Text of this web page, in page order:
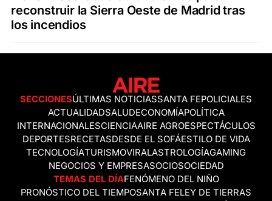
reconstruir la Sierra Oeste de Madrid tras
los incendios
SECCIONESÚLTIMAS NOTICIASSANTA FEPOLICIALES
ACTUALIDADSALUDECONOMÍAPOLÍTICA
INTERNACIONALESCIENCIAAIRE AGROESPECTÁCULOS
DEPORTESRECETASDESDE EL SOFÁESTILO DE VIDA
TECNOLOGÍATURISMOVIRALASTROLOGÍAGAMING
NEGOCIOS Y EMPRESASOCIOSOCIEDAD
TEMAS DEL DÍAFENÓMENO DEL NIÑO
PRONÓSTICO DEL TIEMPOSANTA FELEY DE TIERRAS